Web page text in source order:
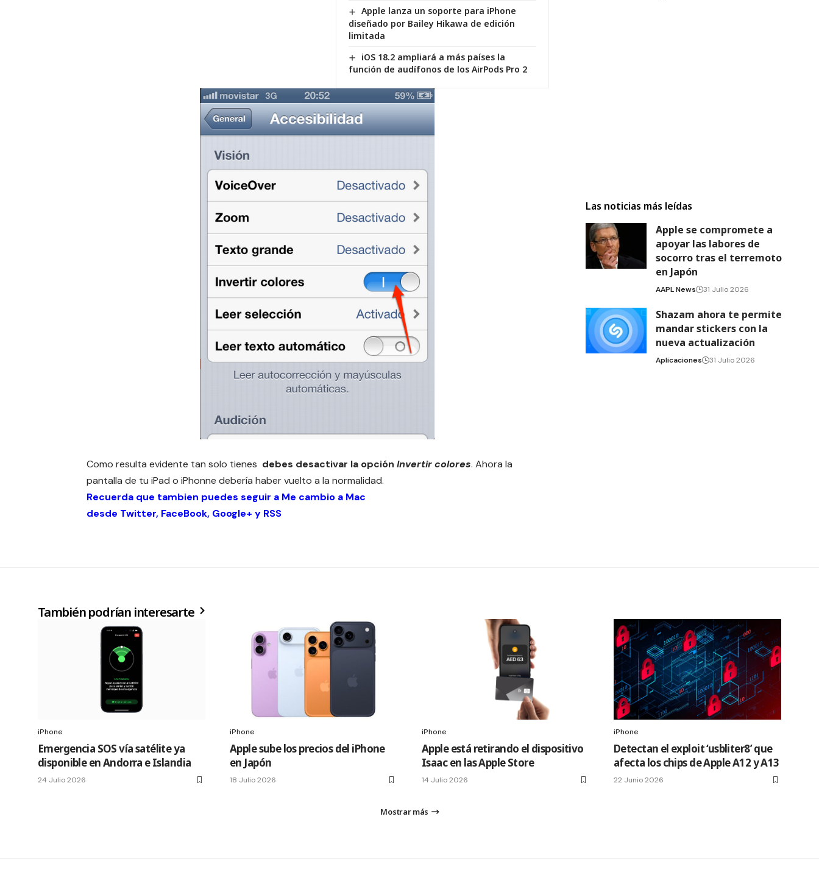
Apple lanza un soporte para iPhone
diseñado por Bailey Hikawa de edición
limitada
iOS 18.2 ampliará a más países la
función de audífonos de los AirPods Pro 2
Como resulta evidente tan solo tienes debes desactivar la opción Invertir colores. Ahora la
pantalla de tu iPad o iPhonne debería haber vuelto a la normalidad.
Recuerda que tambien puedes seguir a Me cambio a Mac
desde Twitter, FaceBook, Google+ y RSS
Las noticias más leídas
Apple se compromete a
apoyar las labores de
socorro tras el terremoto
en Japón
AAPL News 31 Julio 2026
Shazam ahora te permite
mandar stickers con la
nueva actualización
Aplicaciones 31 Julio 2026
También podrían interesarte
iPhone
Emergencia SOS vía satélite ya
disponible en Andorra e Islandia
24 Julio 2026
iPhone
Apple sube los precios del iPhone
en Japón
18 Julio 2026
iPhone
Apple está retirando el dispositivo
Isaac en las Apple Store
14 Julio 2026
iPhone
Detectan el exploit ‘usbliter8’ que
afecta los chips de Apple A12 y A13
22 Junio 2026
Mostrar más